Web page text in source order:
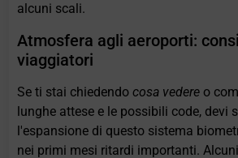
alcuni scali.
Atmosfera agli aeroporti:
viaggiatori
Se ti stai chiedendocosa vedere o
lunghe attese e le possibili code, devi
l'espansione di questo sistema
nei primi mesi ritardi importanti.